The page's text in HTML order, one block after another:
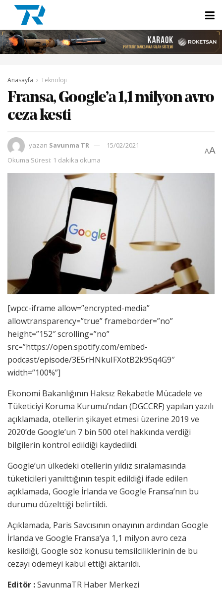
Anasayfa Teknoloji
Fransa, Google’a 1,1 milyon avro
ceza kesti
yazan Savunma TR
15/02/2021
Okuma Süresi: 1 dakika okuma
AA
[wpcc-iframe allow=”encrypted-media”
allowtransparency=”true” frameborder=”no”
height=”152″ scrolling=”no”
src=”https://open.spotify.com/embed-
podcast/episode/3E5rHNkuIFXotB2k9Sq4G9″
width=”100%”]
Ekonomi Bakanlığının Haksız Rekabetle Mücadele ve
Tüketiciyi Koruma Kurumu’ndan (DGCCRF) yapılan yazılı
açıklamada, otellerin şikayet etmesi üzerine 2019 ve
2020’de Google’un 7 bin 500 otel hakkında verdiği
bilgilerin kontrol edildiği kaydedildi.
Google’un ülkedeki otellerin yıldız sıralamasında
tüketicileri yanılttığının tespit edildiği ifade edilen
açıklamada, Google İrlanda ve Google Fransa’nın bu
durumu düzelttiği belirtildi.
Açıklamada, Paris Savcısının onayının ardından Google
İrlanda ve Google Fransa’ya 1,1 milyon avro ceza
kesildiği, Google söz konusu temsilciliklerinin de bu
cezayı ödemeyi kabul ettiği aktarıldı.
Editör :SavunmaTR Haber Merkezi